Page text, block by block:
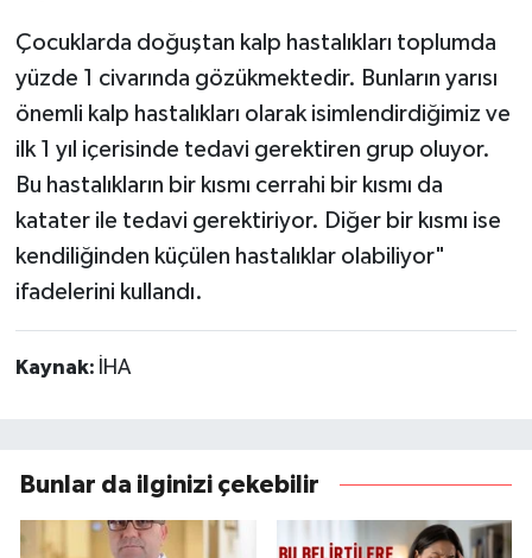
Çocuklarda doğuştan kalp hastalıkları toplumda
yüzde 1 civarında gözükmektedir. Bunların yarısı
önemli kalp hastalıkları olarak isimlendirdiğimiz ve
ilk 1 yıl içerisinde tedavi gerektiren grup oluyor.
Bu hastalıkların bir kısmı cerrahi bir kısmı da
katater ile tedavi gerektiriyor. Diğer bir kısmı ise
kendiliğinden küçülen hastalıklar olabiliyor"
ifadelerini kullandı.
Kaynak: İHA
Bunlar da ilginizi çekebilir